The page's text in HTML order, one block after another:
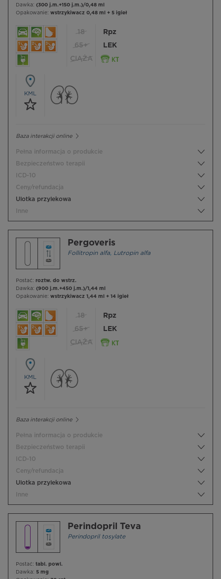
Dawka: (300 j.m.+150 j.m.)/0,48 ml
Opakowanie: wstrzykiwacz 0,48 ml + 5 igieł
18
65+
CIĄŻA
Rpz
LEK
KML
Baza interakcji online
Pełna informacja o produkcie
Bezpieczeństwo terapii
ICD-10
Ceny/refundacja
Ulotka przylekowa
Inne
Pergoveris
Follitropin alfa, Lutropin alfa
Postać: roztw. do wstrz.
Dawka: (900 j.m.+450 j.m.)/1,44 ml
Opakowanie: wstrzykiwacz 1,44 ml + 14 igieł
18
65+
CIĄŻA
Rpz
LEK
KML
Baza interakcji online
Pełna informacja o produkcie
Bezpieczeństwo terapii
ICD-10
Ceny/refundacja
Ulotka przylekowa
Inne
Perindopril Teva
Perindopril tosylate
Postać: tabl. powl.
Dawka: 5 mg